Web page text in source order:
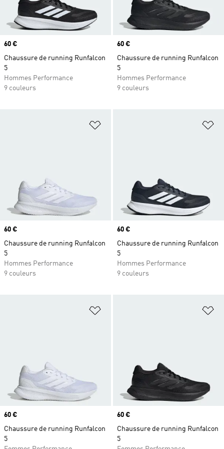
Prix
60 €
Chaussure de running Runfalcon
5
Hommes Performance
9 couleurs
Prix
60 €
Chaussure de running Runfalcon
5
Hommes Performance
9 couleurs
Ajouter à la Liste de produits
Prix
60 €
Chaussure de running Runfalcon
5
Hommes Performance
9 couleurs
Prix
60 €
Chaussure de running Runfalcon
5
Hommes Performance
9 couleurs
Ajouter à la Liste de produits
Prix
60 €
Chaussure de running Runfalcon
5
Prix
60 €
Chaussure de running Runfalcon
5